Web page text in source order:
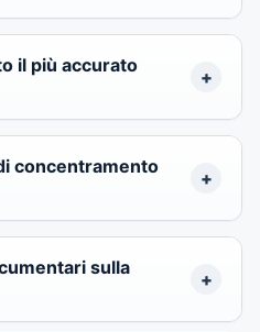
il più accurato
concentramento
sulla